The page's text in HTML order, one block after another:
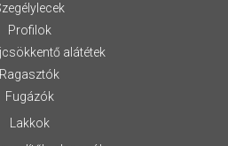
Profilok
alátétek
Ragasztók
Fugázók
Lakkok